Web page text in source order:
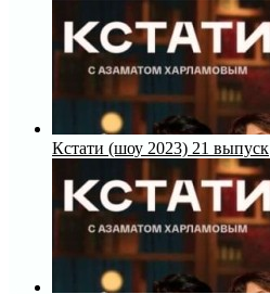
Кстати (шоу 2023) 21 выпуск